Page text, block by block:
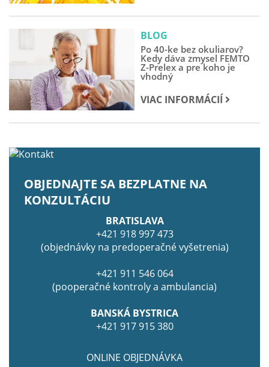
BLOG
Po 40-ke bez okuliarov?
Kedy dáva zmysel FEMTO
Z-Prelex a pre koho je
vhodný
VIAC INFORMÁCIÍ
OBJEDNAJTE SA BEZPLATNE NA
KONZULTÁCIU
BRATISLAVA
+421 918 997 473
(objednávky na predoperačné vyšetrenia)
+421 911 546 064
(pooperačné kontroly a ambulancia)
BANSKÁ BYSTRICA
+421 917 915 380
ONLINE OBJEDNÁVKA